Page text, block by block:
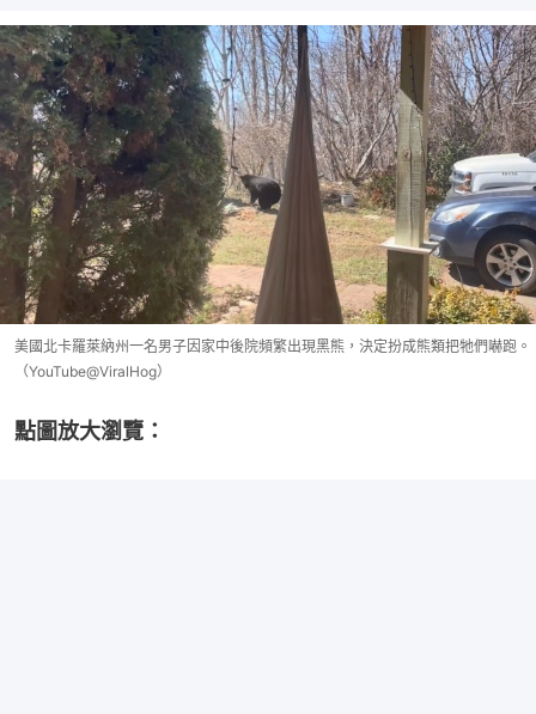
美國北卡羅萊納州一名男子因家中後院頻繁出現黑熊，決定扮成熊類把牠們嚇跑。
（YouTube@ViralHog）
點圖放大瀏覽：